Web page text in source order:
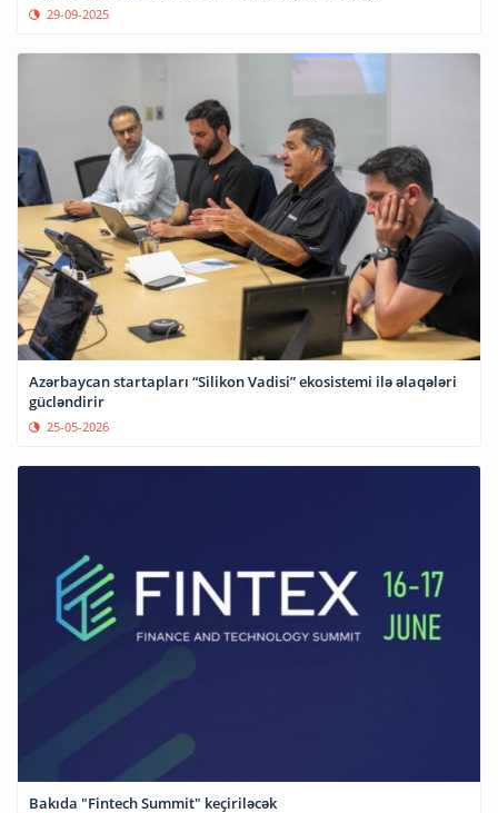
29-09-2025
Azərbaycan startapları “Silikon Vadisi” ekosistemi ilə əlaqələri
gücləndirir
25-05-2026
Bakıda "Fintech Summit" keçiriləcək